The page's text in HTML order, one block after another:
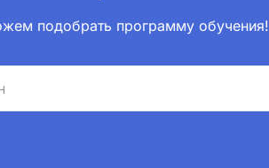
подобрать программу обучения!